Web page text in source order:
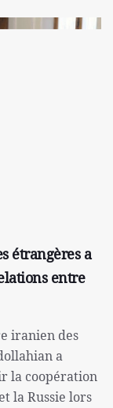
étrangères a
entre
iranien des
a
la coopération
la Russie lors